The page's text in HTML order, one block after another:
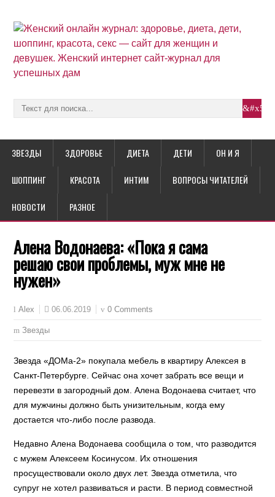
ЗВЕЗДЫ ЗДОРОВЬЕ ДИЕТА ДЕТИ ОН И Я
ШОППИНГ КРАСОТА ИНТИМ ВОПРОСЫ ЧИТАТЕЛЕЙ
НОВОСТИ РАЗНОЕ
Алена Водонаева: «Пока я сама
решаю свои проблемы, муж мне не
нужен»
Alex 06.06.2019 0 Comments
Звезды
Звезда «ДОМа-2» покупала мебель в квартиру Алексея в
Санкт-Петербурге. Сейчас она хочет забрать все вещи и
перевезти в загородный дом. Алена Водонаева считает, что
для мужчины должно быть унизительным, когда ему
достается что-либо после развода.
Недавно Алена Водонаева сообщила о том, что разводится
с мужем Алексеем Косинусом. Их отношения
просуществовали около двух лет. Звезда отметила, что
супруг не хотел развиваться и расти. В период совместной